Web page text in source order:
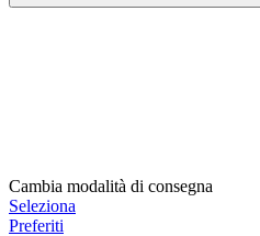
Cambia modalità di consegna
Seleziona
Preferiti